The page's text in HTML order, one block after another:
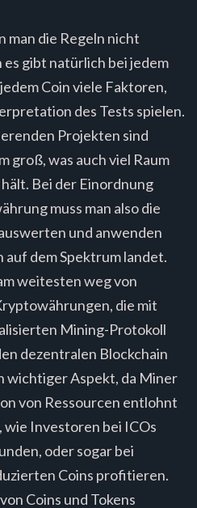
man die Regeln nicht
gibt natürlich bei jedem
Coin viele Faktoren,
des Tests spielen.
Projekten sind
groß, was auch viel Raum
Bei der Einordnung
muss man also die
und anwenden
auf dem Spektrum landet.
weitesten weg von
die mit
Mining-Protokoll
dezentralen Blockchain
wichtiger Aspekt, da Miner
von Ressourcen entlohnt
Investoren bei ICOs
oder sogar bei
Coins profitieren.
Coins und Tokens